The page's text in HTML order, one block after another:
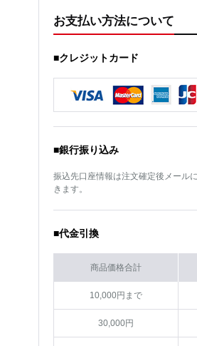
お支払い方法について
■クレジットカード
■銀行振り込み
振込先口座情報は注文確定後メール
きます。
■代金引換
商品価格合計
10,000円まで
30,000円